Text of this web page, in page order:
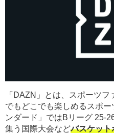
「DAZN」とは、スポーツ
でもどこでも楽しめるスポ
ンダード」ではBリーグ 25-
集う国際大会などバスケット